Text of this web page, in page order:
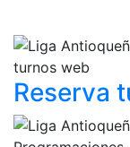
Reserva